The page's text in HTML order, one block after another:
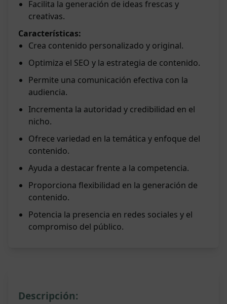
Facilita la generación de ideas frescas y
creativas.
Características:
Crea contenido personalizado y original.
Optimiza el SEO y la estrategia de contenido.
Permite una comunicación efectiva con la
audiencia.
Incrementa la autoridad y credibilidad en el
nicho.
Ofrece variedad en la temática y enfoque del
contenido.
Ayuda a destacar frente a la competencia.
Proporciona flexibilidad en la generación de
contenido.
Potencia la presencia en redes sociales y el
compromiso del público.
Descripción: